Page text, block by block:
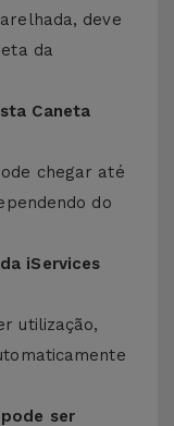
deve
da
Caneta
chegar até
do
iServices
utilização,
ser